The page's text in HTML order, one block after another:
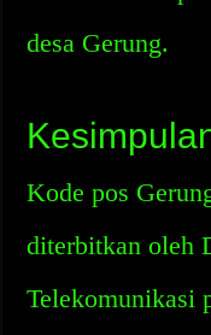
desa Gerung.
Kode pos
diterbitkan oleh
Telekomunikasi